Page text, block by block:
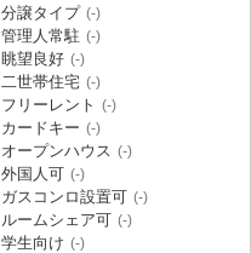
分譲タイプ (-)
管理人常駐 (-)
眺望良好 (-)
二世帯住宅 (-)
フリーレント (-)
カードキー (-)
オープンハウス (-)
外国人可 (-)
ガスコンロ設置可 (-)
ルームシェア可 (-)
学生向け (-)